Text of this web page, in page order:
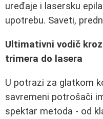
uređaje i lasersku
upotrebu. Saveti,
Ultimativni vodič
trimera do lasera
U potrazi za glatkom
savremeni potrošači
spektar metoda - od